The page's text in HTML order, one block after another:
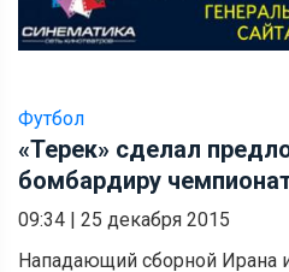
Футбол
«Терек» сделал
бомбардиру
09:34 | 25 декабря 2015
Нападающий сборной Ирана